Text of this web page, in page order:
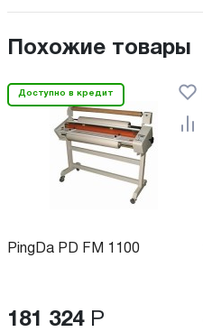
Похожие товары
Доступно в кредит
PingDa PD FM 1100
181 324 Р